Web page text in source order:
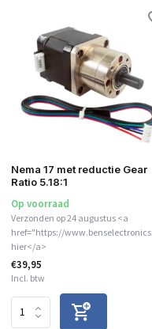
Nema 17 met reductie Gear
Ratio 5.18:1
Op voorraad
Verzonden op 24 augustus <a
href="https://
hier</a>
€39,95
Incl. btw